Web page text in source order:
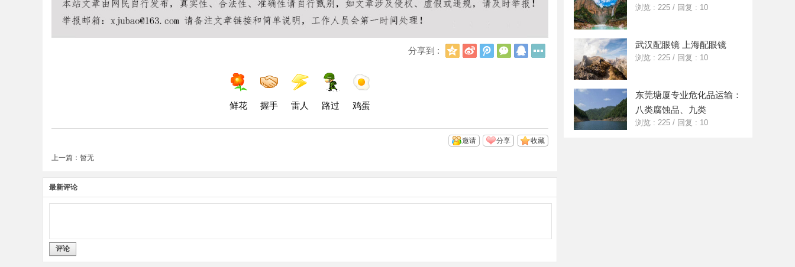
分享到 :
Q
新
浪
腾
讯
微
信
Q
鲜花 握手 雷人 路过 鸡蛋
收藏
分享
邀请
上一篇：暂无
最新评论
评论
浏览 : 225 / 回复 : 10
武汉配眼镜 上海配眼镜
浏览 : 225 / 回复 : 10
东莞塘厦专业危化品运输：
八类腐蚀品、九类
浏览 : 225 / 回复 : 10